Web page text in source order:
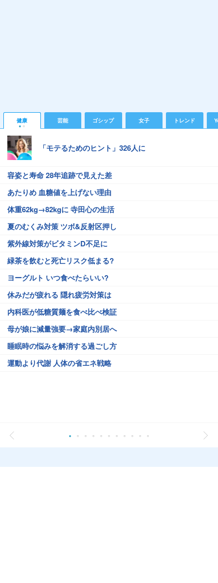
健康 芸能 ゴシップ 女子 トレンド
「モテるためのヒント」326人に
容姿と寿命 28年追跡で見えた差
あたりめ 血糖値を上げない理由
体重62kg→82kgに 寺田心の生活
夏のむくみ対策 ツボ&反射区押し
紫外線対策がビタミンD不足に
緑茶を飲むと死亡リスク低まる?
ヨーグルト いつ食べたらいい?
休みだが疲れる 隠れ疲労対策は
内科医が低糖質麺を食べ比べ検証
母が娘に減量強要→家庭内別居へ
睡眠時の悩みを解消する過ごし方
運動より代謝 人体の省エネ戦略